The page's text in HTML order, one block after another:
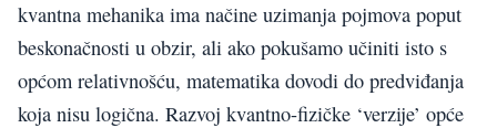
kvantna mehanika ima načine uzimanja pojmova poput
beskonačnosti u obzir, ali ako pokušamo učiniti isto s
općom relativnošću, matematika dovodi do predviđanja
koja nisu logična. Razvoj kvantno-fizičke ‘verzije’ opće